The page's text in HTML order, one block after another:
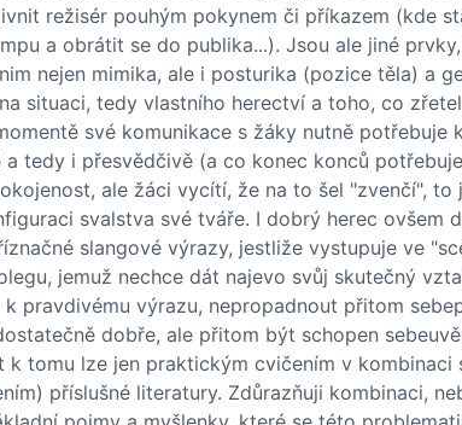
režisér pouhým pokynem či příkazem (kde
a obrátit se do publika...). Jsou ale jiné
nejen mimika, ale i posturika (pozice těla) a
situaci, tedy vlastního herectví a toho, co
své komunikace s žáky nutně potřebuje
tedy i přesvědčivě (a co konec konců
ale žáci vycítí, že na to šel "zvenčí", to
svalstva své tváře. I dobrý herec ovšem
slangové výrazy, jestliže vystupuje ve
jemuž nechce dát najevo svůj skutečný
pravdivému výrazu, nepropadnout přitom
dobře, ale přitom být schopen
k tomu lze jen praktickým cvičením v
příslušné literatury. Zdůrazňuji kombinaci,